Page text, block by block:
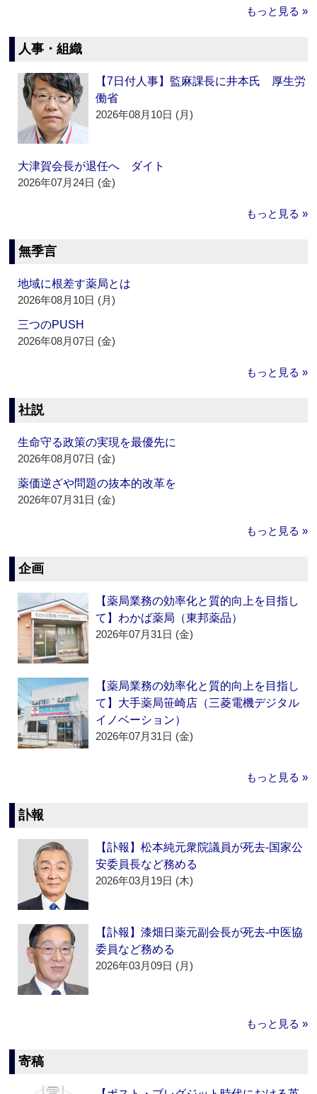
もっと見る »
人事・組織
【7日付人事】監麻課長に井本氏 厚生労
働省
2026年08月10日 (月)
大津賀会長が退任へ ダイト
2026年07月24日 (金)
もっと見る »
無季言
地域に根差す薬局とは
2026年08月10日 (月)
三つのPUSH
2026年08月07日 (金)
もっと見る »
社説
生命守る政策の実現を最優先に
2026年08月07日 (金)
薬価逆ざや問題の抜本的改革を
2026年07月31日 (金)
もっと見る »
企画
【薬局業務の効率化と質的向上を目指し
て】わかば薬局（東邦薬品）
2026年07月31日 (金)
【薬局業務の効率化と質的向上を目指し
て】大手薬局笹崎店（三菱電機デジタル
イノベーション）
2026年07月31日 (金)
もっと見る »
訃報
【訃報】松本純元衆院議員が死去‐国家公
安委員長など務める
2026年03月19日 (木)
【訃報】漆畑日薬元副会長が死去‐中医協
委員など務める
2026年03月09日 (月)
もっと見る »
寄稿